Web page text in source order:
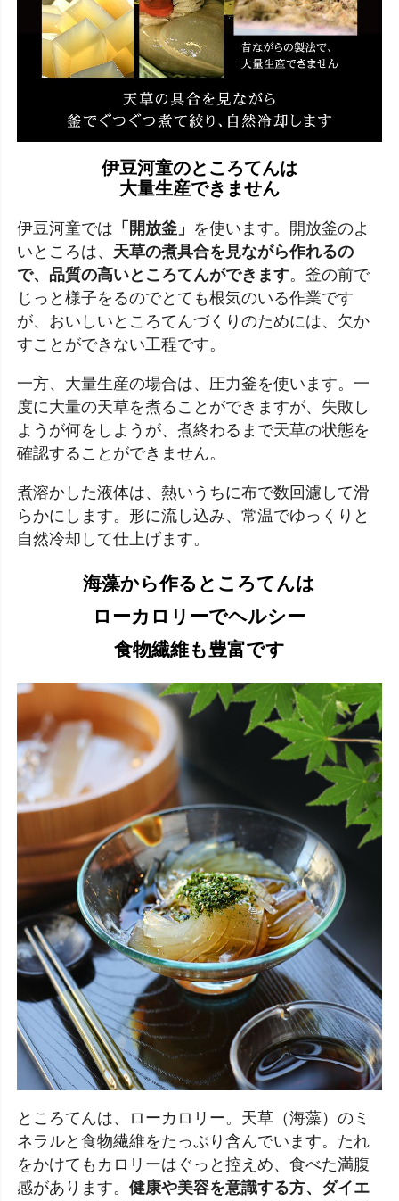
伊豆河童のところてんは
大量生産できません
伊豆河童では 「開放釜」 を使います。開放釜のよ
いところは、 天草の煮具合を見ながら作れるの
で、品質の高いところてんができます。釜の前で
じっと様子をるのでとても根気のいる作業です
が、おいしいところてんづくりのためには、欠か
すことができない工程です。
一方、大量生産の場合は、圧力釜を使います。一
度に大量の天草を煮ることができますが、失敗し
ようが何をしようが、煮終わるまで天草の状態を
確認することができません。
煮溶かした液体は、熱いうちに布で数回濾して滑
らかにします。形に流し込み、常温でゆっくりと
自然冷却して仕上げます。
海藻から作るところてんは
ローカロリーでヘルシー
食物繊維も豊富です
ところてんは、ローカロリー。天草（海藻）のミ
ネラルと食物繊維をたっぷり含んでいます。たれ
をかけてもカロリーはぐっと控えめ、食べた満腹
感があります。 健康や美容を意識する方、ダイエ